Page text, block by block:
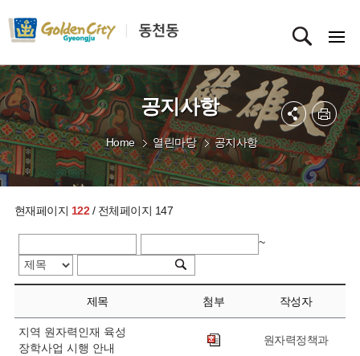
공지사항
Home 열린마당 공지사항
현재페이지 122/ 전체페이지 147
~
제목 첨부 작성자
지역 원자력인재 육성
장학사업 시행 안내
원자력정책과